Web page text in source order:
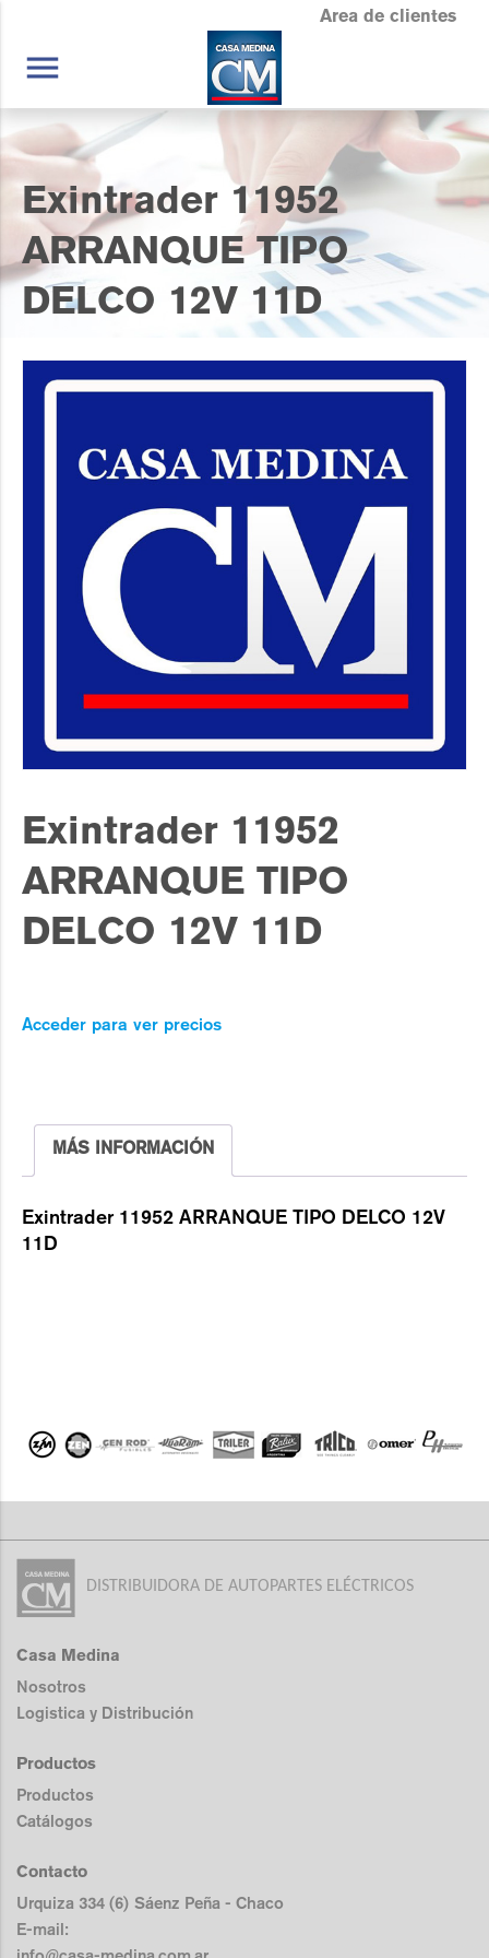
Area de clientes
menu
Exintrader 11952
ARRANQUE TIPO
DELCO 12V 11D
Exintrader 11952
ARRANQUE TIPO
DELCO 12V 11D
Acceder para ver precios
MÁS INFORMACIÓN
Exintrader 11952 ARRANQUE TIPO DELCO 12V
11D
DISTRIBUIDORA DE AUTOPARTES ELÉCTRICOS
Casa Medina
Nosotros
Logistica y Distribución
Productos
Productos
Catálogos
Contacto
Urquiza 334 (6) Sáenz Peña - Chaco
E-mail: